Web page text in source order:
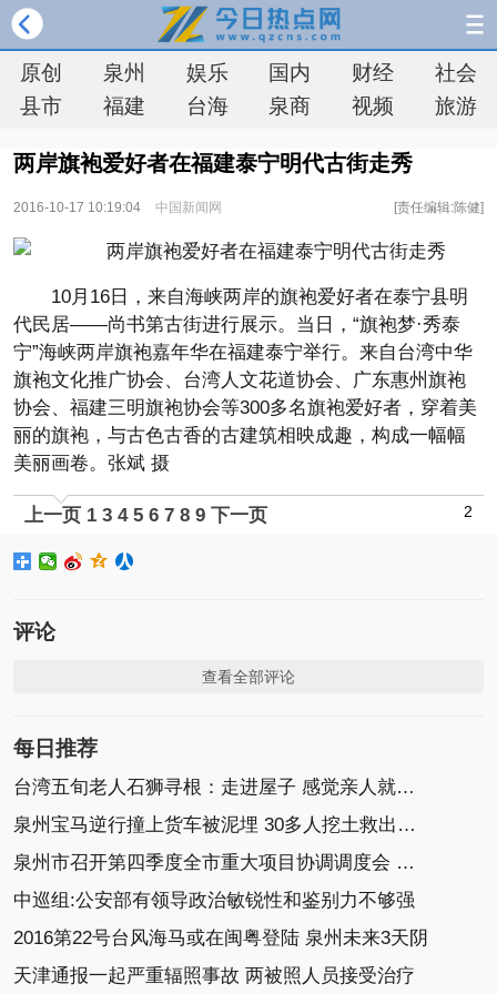
原创 泉州 娱乐 国内 财经
社会
县市
福建 台海 泉商 视频 旅游
两岸旗袍爱好者在福建泰宁明代古街走秀
2016-10-17 10:19:04 中国新闻网 [责任编辑:陈健]
10月16日，来自海峡两岸的旗袍爱好者在泰宁县明
代民居——尚书第古街进行展示。当日，“旗袍梦·秀泰
宁”海峡两岸旗袍嘉年华在福建泰宁举行。来自台湾中华
旗袍文化推广协会、台湾人文花道协会、广东惠州旗袍
协会、福建三明旗袍协会等300多名旗袍爱好者，穿着美
丽的旗袍，与古色古香的古建筑相映成趣，构成一幅幅
美丽画卷。张斌 摄
上一页 1 2
3 4 5 6 7 8 9 下一页
评论
查看全部评论
每日推荐
台湾五旬老人石狮寻根：走进屋子 感觉亲人就在身边
泉州宝马逆行撞上货车被泥埋 30多人挖土救出小车
泉州市召开第四季度全市重大项目协调调度会 康涛
中巡组:公安部有领导政治敏锐性和鉴别力不够强
2016第22号台风海马或在闽粤登陆 泉州未来3天阴
天津通报一起严重辐照事故 两被照人员接受治疗